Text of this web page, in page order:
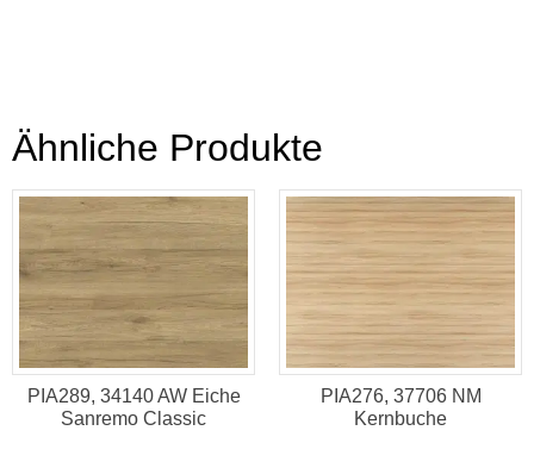
Ähnliche Produkte
PIA289, 34140 AW Eiche
Sanremo Classic
PIA276, 37706 NM
Kernbuche